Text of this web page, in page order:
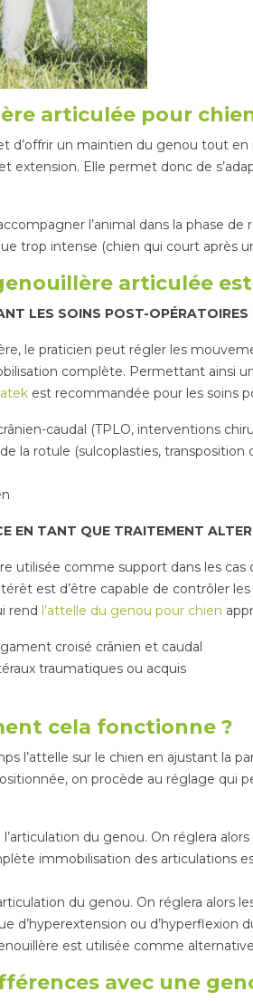
articulée pour
d’offrir un maintien du genou tout
extension. Elle permet donc de
l’animal dans la phase
trop intense (chien qui court après
articulée
LES SOINS POST-OPÉRATOIRES
le praticien peut régler les
complète. Permettant ainsi
est recommandée pour les soins
caudal (TPLO, interventions
la rotule (sulcoplasties, transposition
EN TANT QUE TRAITEMENT
utilisée comme support dans les cas
est d’être capable de contrôler
rend l’attelle du genou pour chien
croisé crânien et caudal
traumatiques ou acquis
cela fonctionne ?
l’attelle sur le chien en ajustant la
on procède au réglage
du genou. On réglera
immobilisation des articulations
du genou. On réglera alors
d’hyperextension ou
est utilisée comme
avec une